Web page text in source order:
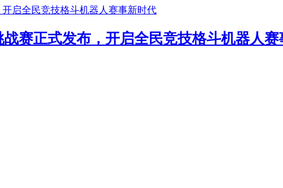
赛正式发布，开启全民竞技格斗机器人赛